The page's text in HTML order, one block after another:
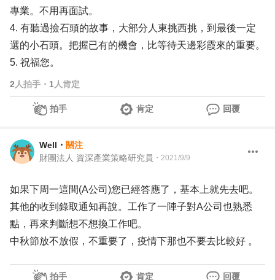
專業。不用再面試。
4. 有聽過撿石頭的故事，大部分人東挑西挑，到最後一定
選的小石頭。把握已有的機會，比等待天邊彩霞來的重要。
5. 祝福您。
2 人拍手 ・ 1 人肯定
拍手 肯定 回覆
Well ・ 關注
財團法人 資深產業策略研究員 ・ 2021/9/9
如果下周一這間(A公司)您已經答應了，基本上就先去吧。
其他的收到錄取通知再說。工作了一陣子對A公司也熟悉
點，再來判斷想不想換工作吧。
中秋節放不放假，不重要了，疫情下那也不要去比較好 。
拍手 肯定 回覆